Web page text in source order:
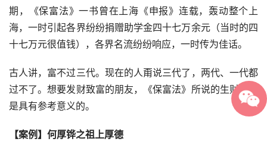
期，《保富法》一书曾在上海《申报》连载，轰动整个上
海，一时引起各界纷纷捐赠助学金四十七万余元（当时的四
十七万元很值钱），各界名流纷纷响应，一时传为佳话。
古人讲，富不过三代。现在的人甭说三代了，两代、一代都
过不了。想要发财致富的朋友，《保富法》所说的生财之道
是具有参考意义的。
【案例】何厚铧之祖上厚德